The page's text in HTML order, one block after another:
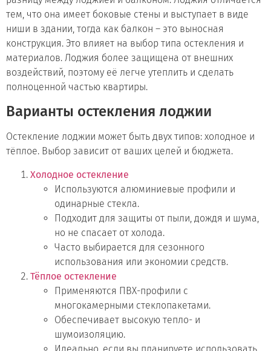
тем, что она имеет боковые стены и выступает в виде
ниши в здании, тогда как балкон – это выносная
конструкция. Это влияет на выбор типа остекления и
материалов. Лоджия более защищена от внешних
воздействий, поэтому её легче утеплить и сделать
полноценной частью квартиры.
Варианты остекления лоджии
Остекление лоджии может быть двух типов: холодное и
тёплое. Выбор зависит от ваших целей и бюджета.
Холодное остекление
Используются алюминиевые профили и
одинарные стекла.
Подходит для защиты от пыли, дождя и шума,
но не спасает от холода.
Часто выбирается для сезонного
использования или экономии средств.
Тёплое остекление
Применяются ПВХ-профили с
многокамерными стеклопакетами.
Обеспечивает высокую тепло- и
шумоизоляцию.
Идеально, если вы планируете использовать